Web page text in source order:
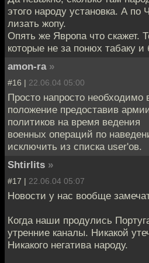
этого народу установка. А по
лизать жопу.
Опять же Явропа что скажет.
которые не за понюх табаку и
amon-ra »
#16 | 22.06.04 05:00
Просто напросто необходимо
положение предоставив
политиков на время ведения
военных операций по
исключить из списка user'ов.
Shtirlits »
#17 | 22.06.04 05:07
Новости у нас вообще
Когда наши продулись
утренние каналы. Никакой
Никакого негатива народу.